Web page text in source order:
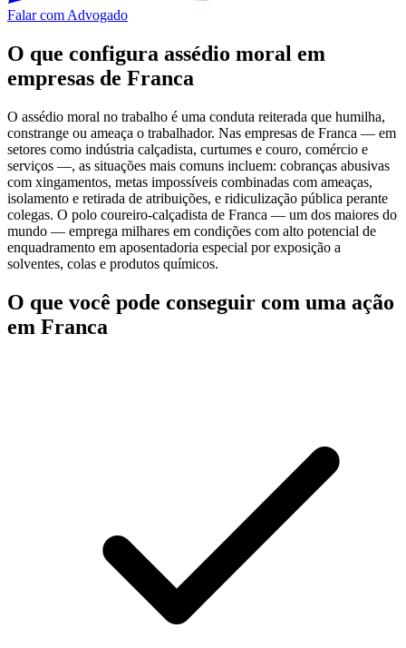
Falar com Advogado
O que configura assédio moral em
empresas de Franca
O assédio moral no trabalho é uma conduta reiterada que humilha,
constrange ou ameaça o trabalhador. Nas empresas de Franca — em
setores como indústria calçadista, curtumes e couro, comércio e
serviços —, as situações mais comuns incluem: cobranças abusivas
com xingamentos, metas impossíveis combinadas com ameaças,
isolamento e retirada de atribuições, e ridiculização pública perante
colegas. O polo coureiro-calçadista de Franca — um dos maiores do
mundo — emprega milhares em condições com alto potencial de
enquadramento em aposentadoria especial por exposição a
solventes, colas e produtos químicos.
O que você pode conseguir com uma ação
em Franca